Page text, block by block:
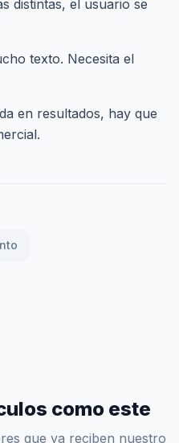
distintas, el usuario se
texto. Necesita el
en resultados, hay que
.
como este
que ya reciben nuestro